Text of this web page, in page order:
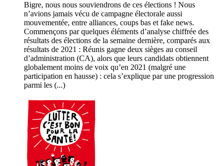
Bigre, nous nous souviendrons de ces élections ! Nous
n’avions jamais vécu de campagne électorale aussi
mouvementée, entre alliances, coups bas et fake news.
Commençons par quelques éléments d’analyse chiffrée des
résultats des élections de la semaine dernière, comparés aux
résultats de 2021 : Réunis gagne deux sièges au conseil
d’administration (CA), alors que leurs candidats obtiennent
globalement moins de voix qu’en 2021 (malgré une
participation en hausse) : cela s’explique par une progression
parmi les (...)